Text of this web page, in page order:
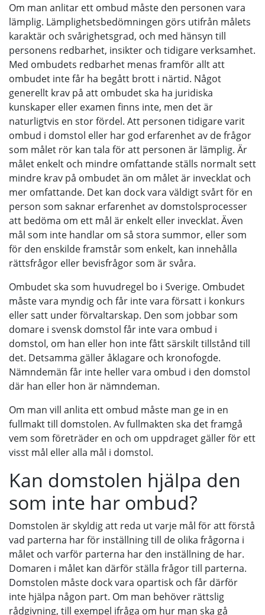
Om man anlitar ett ombud måste den personen vara
lämplig. Lämplighetsbedömningen görs utifrån målets
karaktär och svårighetsgrad, och med hänsyn till
personens redbarhet, insikter och tidigare verksamhet.
Med ombudets redbarhet menas framför allt att
ombudet inte får ha begått brott i närtid. Något
generellt krav på att ombudet ska ha juridiska
kunskaper eller examen finns inte, men det är
naturligtvis en stor fördel. Att personen tidigare varit
ombud i domstol eller har god erfarenhet av de frågor
som målet rör kan tala för att personen är lämplig. Är
målet enkelt och mindre omfattande ställs normalt sett
mindre krav på ombudet än om målet är invecklat och
mer omfattande. Det kan dock vara väldigt svårt för en
person som saknar erfarenhet av domstolsprocesser
att bedöma om ett mål är enkelt eller invecklat. Även
mål som inte handlar om så stora summor, eller som
för den enskilde framstår som enkelt, kan innehålla
rättsfrågor eller bevisfrågor som är svåra.
Ombudet ska som huvudregel bo i Sverige. Ombudet
måste vara myndig och får inte vara försatt i konkurs
eller satt under förvaltarskap. Den som jobbar som
domare i svensk domstol får inte vara ombud i
domstol, om han eller hon inte fått särskilt tillstånd till
det. Detsamma gäller åklagare och kronofogde.
Nämndemän får inte heller vara ombud i den domstol
där han eller hon är nämndeman.
Om man vill anlita ett ombud måste man ge in en
fullmakt till domstolen. Av fullmakten ska det framgå
vem som företräder en och om uppdraget gäller för ett
visst mål eller alla mål i domstol.
Kan domstolen hjälpa den
som inte har ombud?
Domstolen är skyldig att reda ut varje mål för att förstå
vad parterna har för inställning till de olika frågorna i
målet och varför parterna har den inställning de har.
Domaren i målet kan därför ställa frågor till parterna.
Domstolen måste dock vara opartisk och får därför
inte hjälpa någon part. Om man behöver rättslig
rådgivning, till exempel ifråga om hur man ska gå